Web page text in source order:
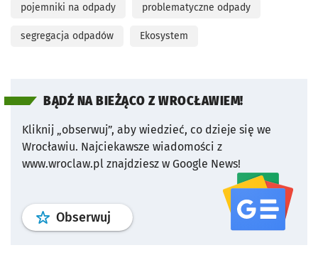
pojemniki na odpady problematyczne odpady
segregacja odpadów Ekosystem
BĄDŹ NA BIEŻĄCO Z WROCŁAWIEM!
Kliknij „obserwuj”, aby wiedzieć, co dzieje się we
Wrocławiu. Najciekawsze wiadomości z
www.wroclaw.pl znajdziesz w Google News!
Obserwuj profil serwisu